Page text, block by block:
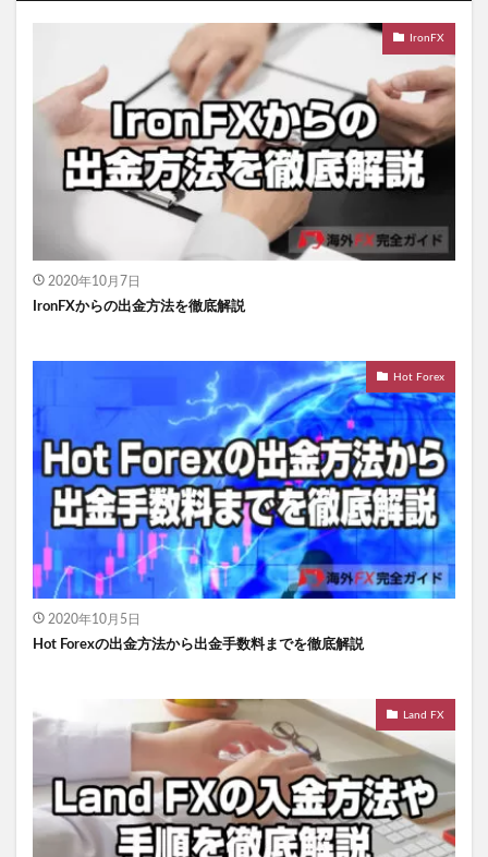
IronFX
2020年10月7日
IronFXからの出金方法を徹底解説
Hot Forex
2020年10月5日
Hot Forexの出金方法から出金手数料までを徹底解説
Land FX